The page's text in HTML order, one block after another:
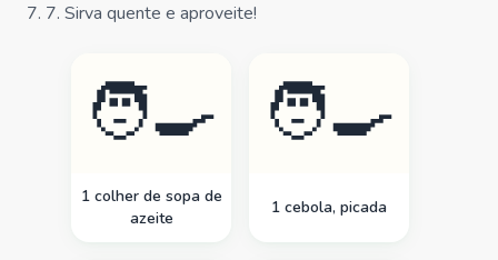
7. 7. Sirva quente e aproveite!
🧑‍🍳
1 colher de sopa de
azeite
🧑‍🍳
1 cebola, picada